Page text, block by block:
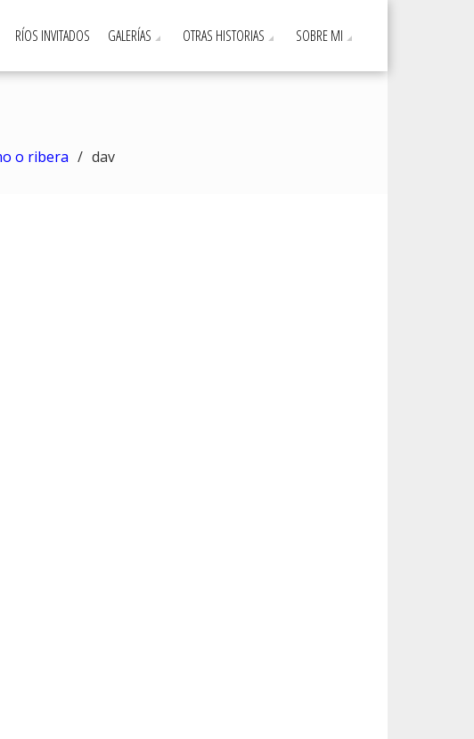
RÍOS INVITADOS GALERÍAS OTRAS HISTORIAS SOBRE MI
o ribera dav